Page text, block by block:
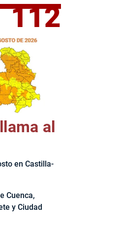
Emiliano García-
112
al
en Castilla-
Cuenca,
y Ciudad